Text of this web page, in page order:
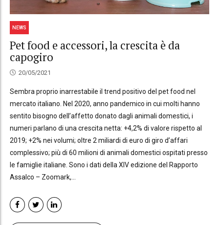
NEWS
Pet food e accessori, la crescita è da
capogiro
20/05/2021
Sembra proprio inarrestabile il trend positivo del pet food nel
mercato italiano. Nel 2020, anno pandemico in cui molti hanno
sentito bisogno dell’affetto donato dagli animali domestici, i
numeri parlano di una crescita netta: +4,2% di valore rispetto al
2019; +2% nei volumi; oltre 2 miliardi di euro di giro d’affari
complessivo; più di 60 milioni di animali domestici ospitati presso
le famiglie italiane. Sono i dati della XIV edizione del Rapporto
Assalco – Zoomark,...